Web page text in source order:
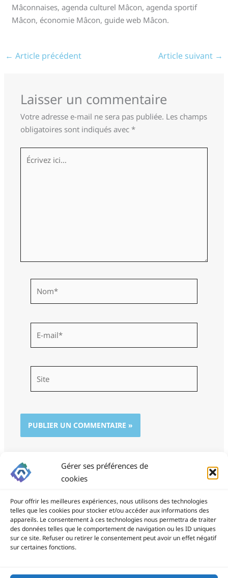
Gérer ses préférences de
cookies
Pour offrir les meilleures expériences, nous utilisons des technologies
telles que les cookies pour stocker et/ou accéder aux informations des
appareils. Le consentement à ces technologies nous permettra de traiter
des données telles que le comportement de navigation ou les ID uniques
sur ce site. Refuser ou retirer le consentement peut avoir un effet négatif
sur certaines fonctions.
Mâconnaises, agenda culturel Mâcon, agenda sportif
Mâcon, économie Mâcon, guide web Mâcon.
← Article précédent Article suivant →
Laisser un commentaire
Votre adresse e-mail ne sera pas publiée. Les champs
obligatoires sont indiqués avec*
Écrivez
ici…
mail*
ProSite - 06 85 94 34 21
prositegestion@gmail.com
Copyright © 2026